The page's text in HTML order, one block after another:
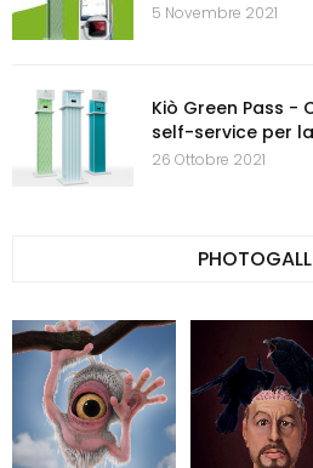
5 Novembre 2021
Kiò Green Pass -
self-service per
26 Ottobre 2021